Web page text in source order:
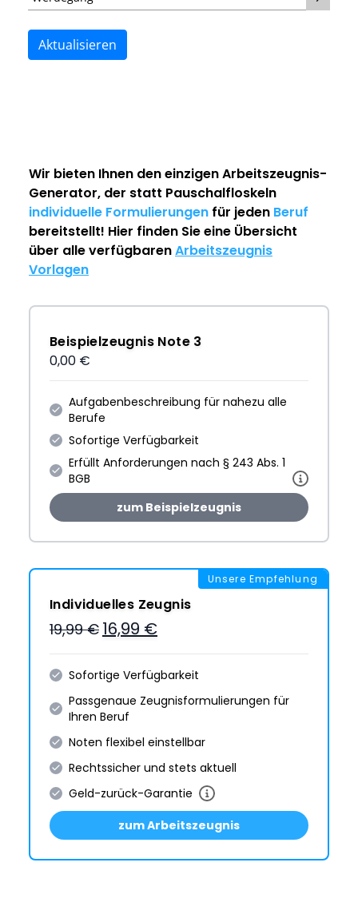
Aktualisieren
Wir bieten Ihnen den einzigenArbeitszeugnis-
Generator, der statt Pauschalfloskeln
individuelle Formulierungen für jeden Beruf
bereitstellt! Hier finden Sie eine Übersicht
über alle verfügbarenArbeitszeugnis
Vorlagen
Beispielzeugnis Note 3
0,00 €
Aufgabenbeschreibung für nahezu alle
Berufe
Sofortige Verfügbarkeit
Erfüllt Anforderungen nach § 243 Abs. 1
BGB
zum Beispielzeugnis
Unsere Empfehlung
Individuelles Zeugnis
19,99 € 16,99 €
Sofortige Verfügbarkeit
Passgenaue Zeugnis­formulie­rungen für
Ihren Beruf
Noten flexibel einstellbar
Rechtssicher und stets aktuell
Geld-zurück-Garantie
zum Arbeitszeugnis